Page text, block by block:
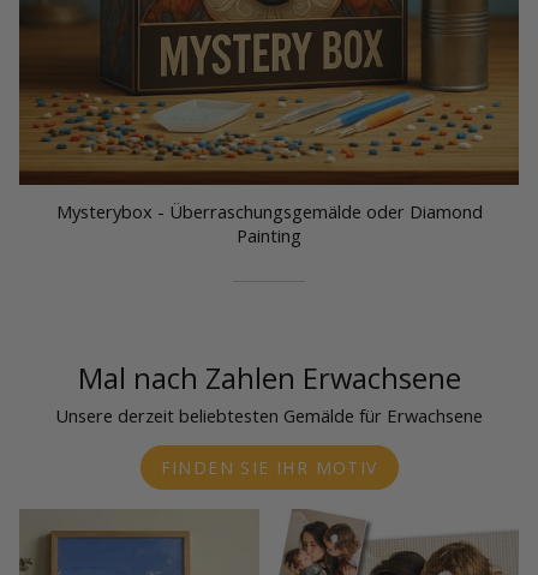
Mysterybox - Überraschungsgemälde oder Diamond
Painting
Mal nach Zahlen Erwachsene
Unsere derzeit beliebtesten Gemälde für Erwachsene
FINDEN SIE IHR MOTIV